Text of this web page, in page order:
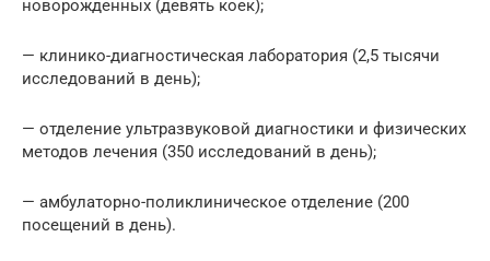
новорожденных (девять коек);
— клинико-диагностическая лаборатория (2,5 тысячи
исследований в день);
— отделение ультразвуковой диагностики и физических
методов лечения (350 исследований в день);
— амбулаторно-поликлиническое отделение (200
посещений в день).